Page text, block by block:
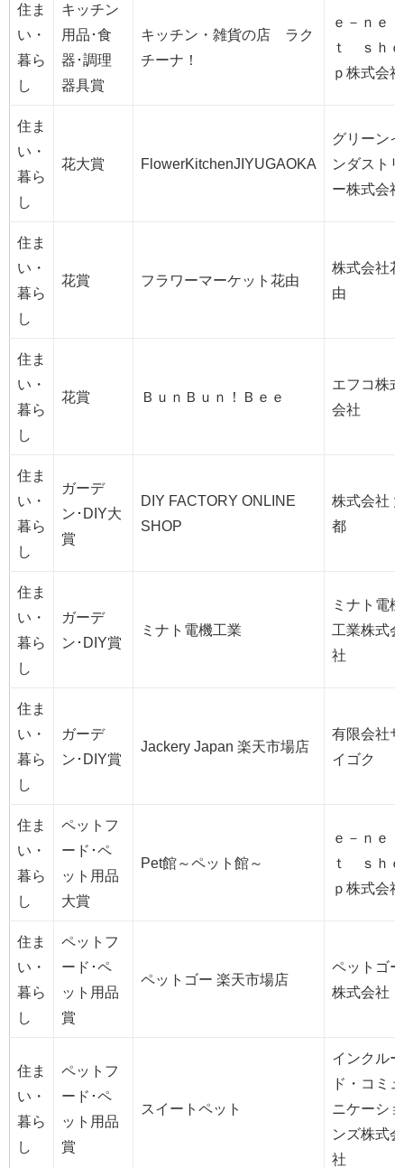
住ま
い・
暮ら
し
キッチン
用品･食
器･調理
器具賞
キッチン・雑貨の店 ラク
チーナ！
ｅ－ｎｅ
ｔ ｓｈｏ
ｐ株式会社
住ま
い・
暮ら
し
花大賞 FlowerKitchenJIYUGAOKA
グリーンイ
ンダストリ
ー株式会社
住ま
い・
暮ら
し
花賞 フラワーマーケット花由
株式会社花
由
住ま
い・
暮ら
し
花賞 ＢｕｎＢｕｎ！Ｂｅｅ
エフコ株式
会社
住ま
い・
暮ら
し
ガーデ
ン･DIY大
賞
DIY FACTORY ONLINE
SHOP
株式会社
都
住ま
い・
暮ら
し
ガーデ
ン･DIY賞
ミナト電機工業
ミナト電機
工業株式会
社
住ま
い・
暮ら
し
ガーデ
ン･DIY賞
Jackery Japan 楽天市場店
有限会社サ
イゴク
住ま
い・
暮ら
し
ペットフ
ード･ペ
ット用品
大賞
Pet館～ペット館～
ｅ－ｎｅ
ｔ ｓｈｏ
ｐ株式会社
住ま
い・
暮ら
し
ペットフ
ード･ペ
ット用品
賞
ペットゴー 楽天市場店
ペットゴー
株式会社
住ま
い・
暮ら
し
ペットフ
ード･ペ
ット用品
賞
スイートペット
インクルー
ド・コミュ
ニケーショ
ンズ株式会
社